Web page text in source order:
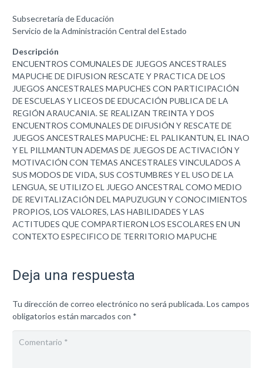
Subsecretaría de Educación
Servicio de la Administración Central del Estado
Descripción
ENCUENTROS COMUNALES DE JUEGOS ANCESTRALES
MAPUCHE DE DIFUSION RESCATE Y PRACTICA DE LOS
JUEGOS ANCESTRALES MAPUCHES CON PARTICIPACIÓN
DE ESCUELAS Y LICEOS DE EDUCACIÓN PUBLICA DE LA
REGIÓN ARAUCANIA. SE REALIZAN TREINTA Y DOS
ENCUENTROS COMUNALES DE DIFUSIÓN Y RESCATE DE
JUEGOS ANCESTRALES MAPUCHE: EL PALIKANTUN, EL INAO
Y EL PILLMANTUN ADEMAS DE JUEGOS DE ACTIVACIÓN Y
MOTIVACIÓN CON TEMAS ANCESTRALES VINCULADOS A
SUS MODOS DE VIDA, SUS COSTUMBRES Y EL USO DE LA
LENGUA, SE UTILIZO EL JUEGO ANCESTRAL COMO MEDIO
DE REVITALIZACIÓN DEL MAPUZUGUN Y CONOCIMIENTOS
PROPIOS, LOS VALORES, LAS HABILIDADES Y LAS
ACTITUDES QUE COMPARTIERON LOS ESCOLARES EN UN
CONTEXTO ESPECIFICO DE TERRITORIO MAPUCHE
Deja una respuesta
Tu dirección de correo electrónico no será publicada.Los campos
obligatorios están marcados con *